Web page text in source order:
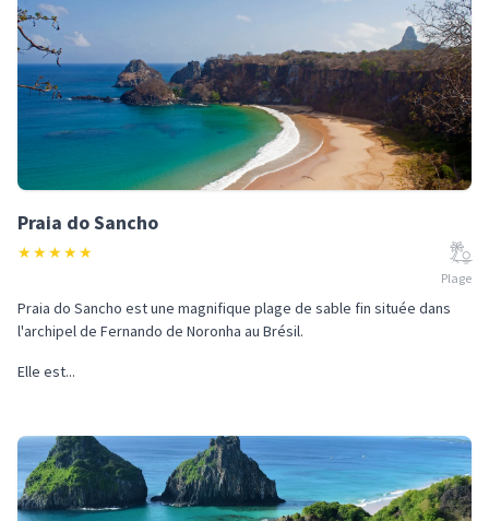
Praia do Sancho
★★★★★
Plage
Praia do Sancho est une magnifique plage de sable fin située dans
l'archipel de Fernando de Noronha au Brésil.
Elle est...